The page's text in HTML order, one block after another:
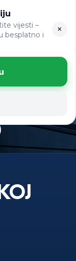
LAT
vijesti –
besplatno i
×